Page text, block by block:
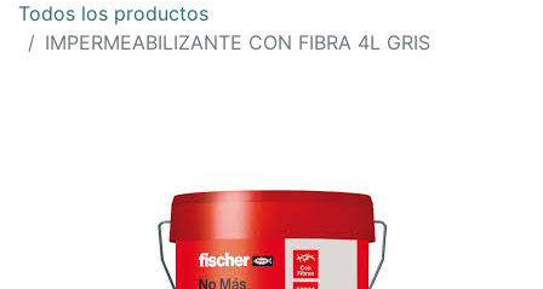
Todos los productos
IMPERMEABILIZANTE CON FIBRA 4L GRIS